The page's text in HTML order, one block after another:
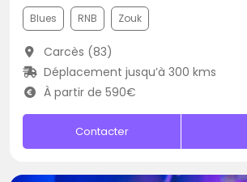
Blues RNB Zouk
Carcès (83)
Déplacement jusqu’à 300 kms
À partir de 590€
Contacter